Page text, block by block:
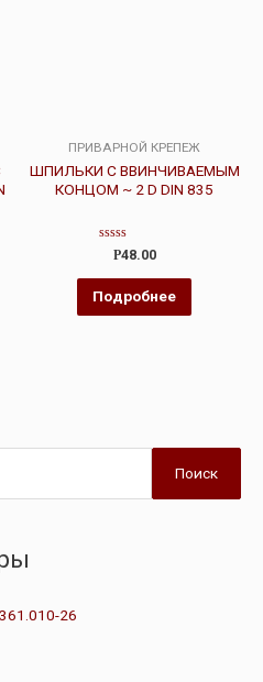
ПРИВАРНОЙ КРЕПЕЖ
ШПИЛЬКИ С ВВИНЧИВАЕМЫМ
КОНЦОМ ~ 2 D DIN 835
Оценка
из
5
Р48.00
Подробнее
Поиск
26